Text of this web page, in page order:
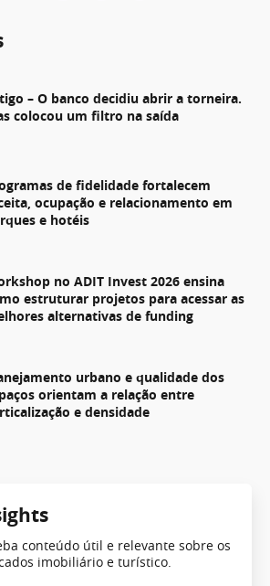
– O banco decidiu abrir a torneira.
colocou um filtro na saída
de fidelidade fortalecem
ocupação e relacionamento em
e hotéis
no ADIT Invest 2026 ensina
estruturar projetos para acessar as
alternativas de funding
urbano e qualidade dos
orientam a relação entre
e densidade
conteúdo útil e relevante sobre os
imobiliário e turístico.